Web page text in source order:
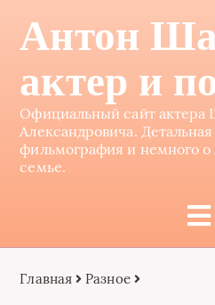
Антон
актер и
Официальный сайт актера
Александровича.
фильмография и немного о
семье.
Главная Разное